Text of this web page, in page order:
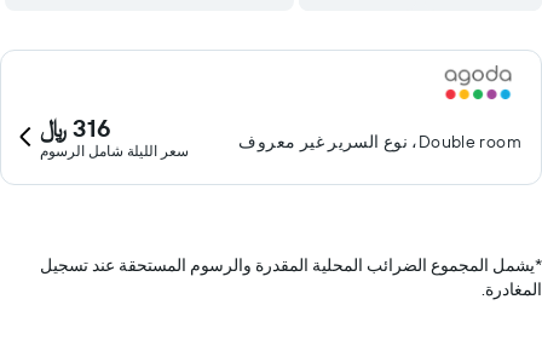
Double room، نوع السرير غير معروف 316 ﷼
سعر الليلة شامل الرسوم
*يشمل المجموع الضرائب المحلية المقدرة والرسوم المستحقة عند تسجيل
المغادرة.